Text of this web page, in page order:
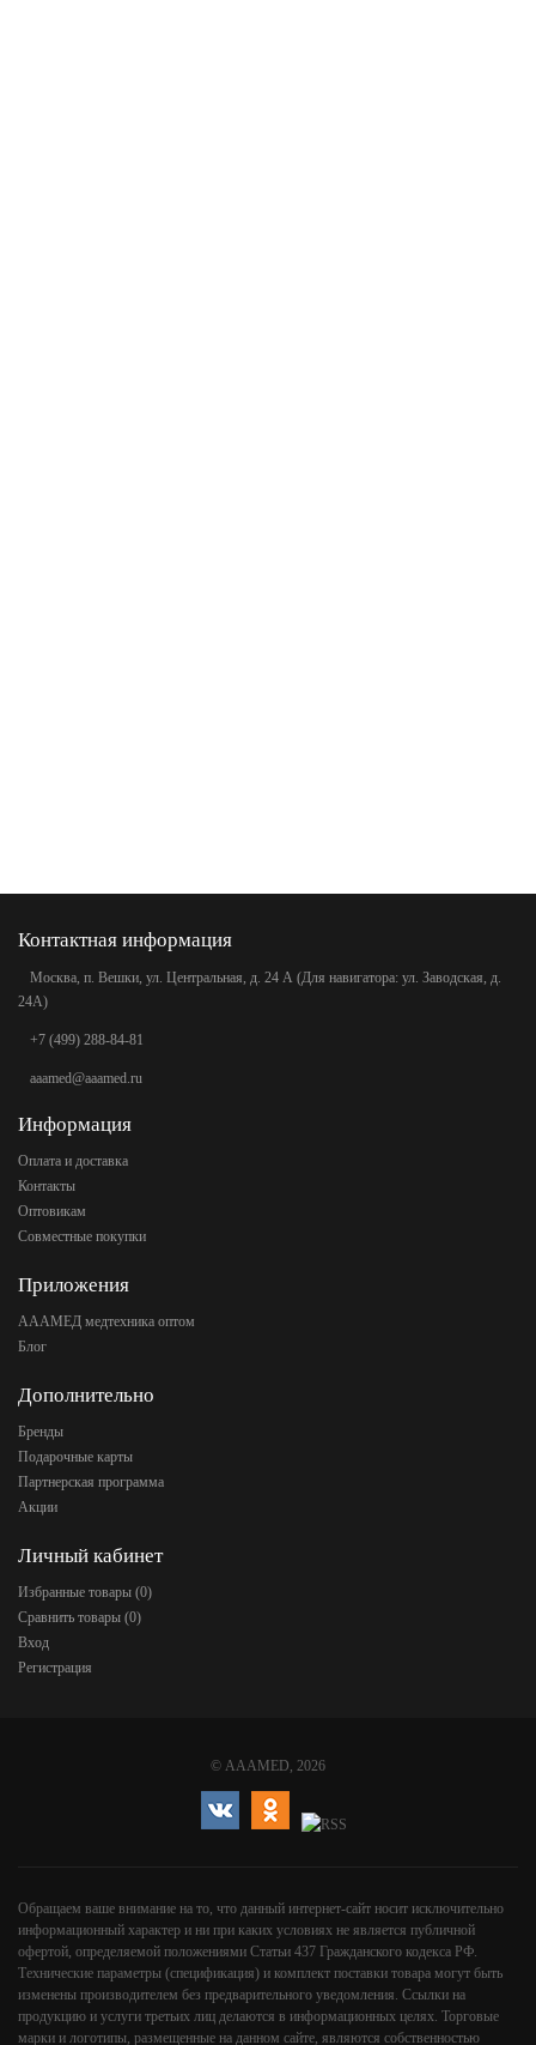
Контактная информация
Москва, п. Вешки, ул. Центральная, д. 24 А (Для навигатора: ул. Заводская, д.
24А)
+7 (499) 288-84-81
aaamed@aaamed.ru
Информация
Оплата и доставка
Контакты
Оптовикам
Совместные покупки
Приложения
АААМЕД медтехника оптом
Блог
Дополнительно
Бренды
Подарочные карты
Партнерская программа
Акции
Личный кабинет
Избранные товары (0)
Сравнить товары (0)
Вход
Регистрация
© AAAMED, 2026
Обращаем ваше внимание на то, что данный интернет-сайт носит исключительно
информационный характер и ни при каких условиях не является публичной
офертой, определяемой положениями Статьи 437 Гражданского кодекса РФ.
Технические параметры (спецификация) и комплект поставки товара могут быть
изменены производителем без предварительного уведомления. Ссылки на
продукцию и услуги третьих лиц делаются в информационных целях. Торговые
марки и логотипы, размещенные на данном сайте, являются собственностью